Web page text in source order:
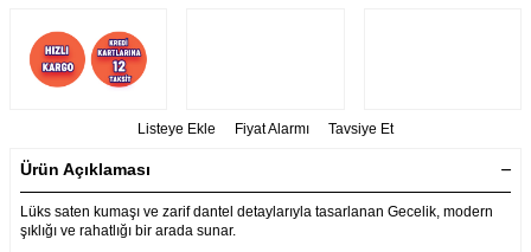
Listeye Ekle Fiyat Alarmı Tavsiye Et
Ürün Açıklaması
Lüks saten kumaşı ve zarif dantel detaylarıyla tasarlanan Gecelik, modern
şıklığı ve rahatlığı bir arada sunar.